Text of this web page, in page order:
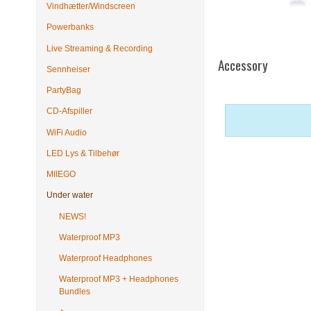
Vindhætter/Windscreen
Powerbanks
Live Streaming & Recording
Sennheiser
PartyBag
CD-Afspiller
WiFi Audio
LED Lys & Tilbehør
MIIEGO
Under water
NEWS!
Waterproof MP3
Waterproof Headphones
Waterproof MP3 + Headphones
Bundles
Accessory